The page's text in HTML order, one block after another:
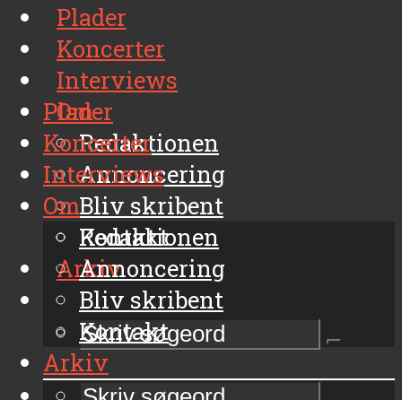
Plader
Koncerter
Interviews
Om
Redaktionen
Annoncering
Bliv skribent
Kontakt
Arkiv
Plader
Koncerter
Interviews
Om
Redaktionen
Annoncering
Bliv skribent
Kontakt
Arkiv